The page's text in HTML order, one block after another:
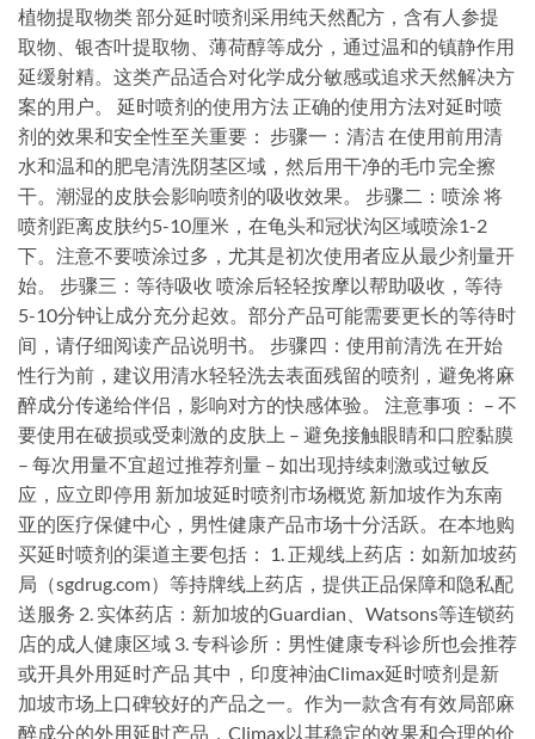
植物提取物类 部分延时喷剂采用纯天然配方，含有人参提
取物、银杏叶提取物、薄荷醇等成分，通过温和的镇静作用
延缓射精。这类产品适合对化学成分敏感或追求天然解决方
案的用户。 延时喷剂的使用方法 正确的使用方法对延时喷
剂的效果和安全性至关重要： 步骤一：清洁 在使用前用清
水和温和的肥皂清洗阴茎区域，然后用干净的毛巾完全擦
干。潮湿的皮肤会影响喷剂的吸收效果。 步骤二：喷涂 将
喷剂距离皮肤约5-10厘米，在龟头和冠状沟区域喷涂1-2
下。注意不要喷涂过多，尤其是初次使用者应从最少剂量开
始。 步骤三：等待吸收 喷涂后轻轻按摩以帮助吸收，等待
5-10分钟让成分充分起效。部分产品可能需要更长的等待时
间，请仔细阅读产品说明书。 步骤四：使用前清洗 在开始
性行为前，建议用清水轻轻洗去表面残留的喷剂，避免将麻
醉成分传递给伴侣，影响对方的快感体验。 注意事项： – 不
要使用在破损或受刺激的皮肤上 – 避免接触眼睛和口腔黏膜
– 每次用量不宜超过推荐剂量 – 如出现持续刺激或过敏反
应，应立即停用 新加坡延时喷剂市场概览 新加坡作为东南
亚的医疗保健中心，男性健康产品市场十分活跃。在本地购
买延时喷剂的渠道主要包括： 1. 正规线上药店：如新加坡药
局（sgdrug.com）等持牌线上药店，提供正品保障和隐私配
送服务 2. 实体药店：新加坡的Guardian、Watsons等连锁药
店的成人健康区域 3. 专科诊所：男性健康专科诊所也会推荐
或开具外用延时产品 其中，印度神油Climax延时喷剂是新
加坡市场上口碑较好的产品之一。作为一款含有有效局部麻
醉成分的外用延时产品，Climax以其稳定的效果和合理的价